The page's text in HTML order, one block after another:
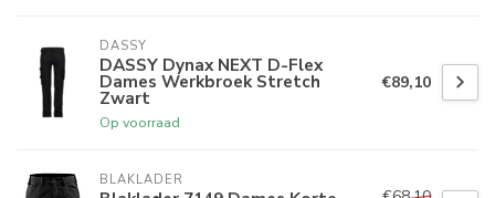
DASSY
DASSY Dynax NEXT D-Flex
Dames Werkbroek Stretch
Zwart
Op voorraad
€89,10
BLAKLADER